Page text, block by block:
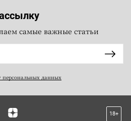
самые важные статьи
персональных данных
18+